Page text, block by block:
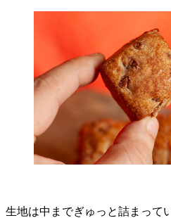
生地は中までぎゅっと詰まって